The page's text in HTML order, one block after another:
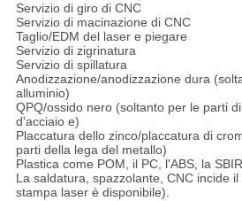
Servizio di giro di CNC
Servizio di macinazione di CNC
Taglio/EDM del laser e piegare
Servizio di zigrinatura
Servizio di spillatura
Anodizzazione/anodizzazione dura
alluminio)
QPQ/ossido nero (soltanto per le parti
d'acciaio e)
Placcatura dello zinco/placcatura di
parti della lega del metallo)
Plastica come POM, il PC, l'ABS, la
La saldatura, spazzolante, CNC incide
stampa laser è disponibile).